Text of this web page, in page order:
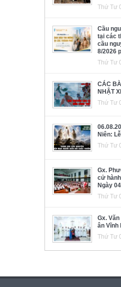
Thứ Tư
Cầu
tại các
cầu
8/2026
Thứ Tư
CÁC
NHẬT
Thứ Tư
Niên:
Thứ Tư
Gx.
cử
Ngày
Thứ Tư
Gx.
ân Vĩnh
Thứ Tư